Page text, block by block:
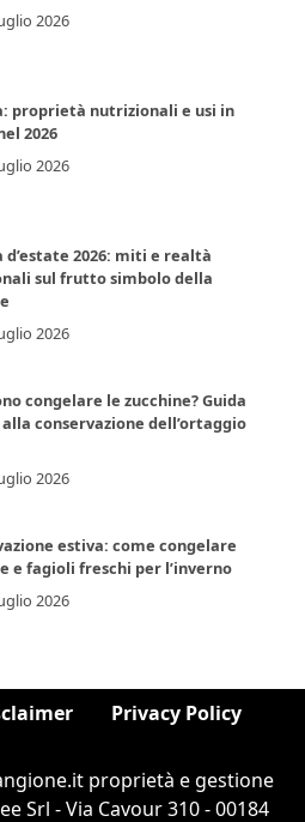
2026
proprietà nutrizionali e usi in
2026
2026
d’estate 2026: miti e realtà
sul frutto simbolo della
2026
congelare le zucchine? Guida
conservazione dell’ortaggio
2026
estiva: come congelare
e fagioli freschi per l’inverno
2026
Privacy Policy
proprietà e gestione
Srl - Via Cavour 310 - 00184